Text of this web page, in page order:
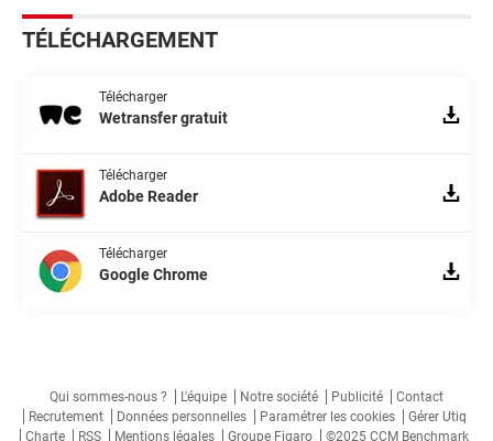
TÉLÉCHARGEMENT
Télécharger
Wetransfer gratuit
Télécharger
Adobe Reader
Télécharger
Google Chrome
Qui sommes-nous ? L'équipe Notre société Publicité
Contact
Recrutement
Données personnelles Paramétrer les cookies
Gérer Utiq
Charte
RSS Mentions légales Groupe Figaro ©2025 CCM Benchmark